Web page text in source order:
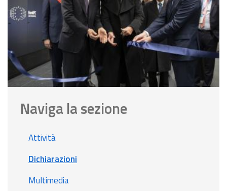
Naviga la sezione
Attività
Dichiarazioni
Multimedia